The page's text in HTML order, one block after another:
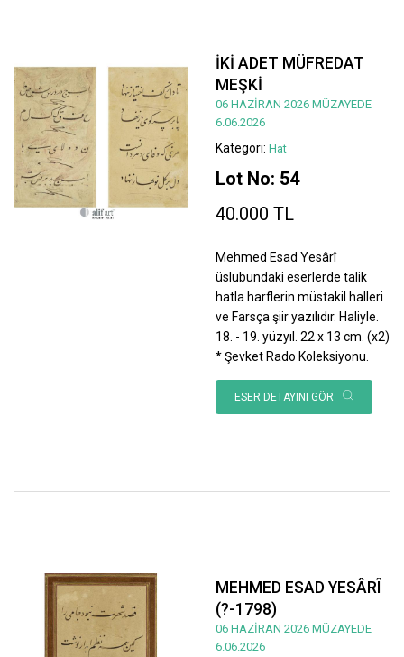
İKİ ADET MÜFREDAT
MEŞKİ
06 HAZİRAN 2026 MÜZAYEDE
6.06.2026
Kategori: Hat
Lot No: 54
40.000 TL
Mehmed Esad Yesârî
üslubundaki eserlerde talik
hatla harflerin müstakil halleri
ve Farsça şiir yazılıdır. Haliyle.
18. - 19. yüzyıl. 22 x 13 cm. (x2)
* Şevket Rado Koleksiyonu.
ESER DETAYINI GÖR
MEHMED ESAD YESÂRÎ
(?-1798)
06 HAZİRAN 2026 MÜZAYEDE
6.06.2026